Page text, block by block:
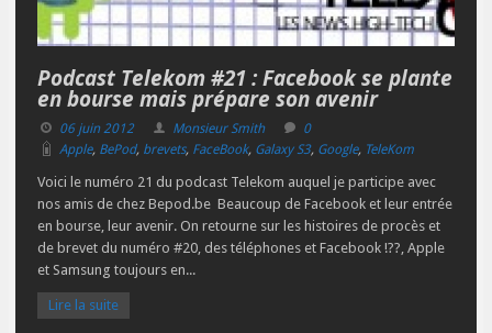
Podcast Telekom #21 : Facebook se plante
en bourse mais prépare son avenir
06 juin 2012 Monsieur Smith
0
Apple, BePod, brevets, FaceBook, Galaxy S3, Google, TeleKom
Voici le numéro 21 du podcast Telekom auquel je participe avec
nos amis de chez Bepod.be Beaucoup de Facebook et leur entrée
en bourse, leur avenir. On retourne sur les histoires de procès et
de brevet du numéro #20, des téléphones et Facebook !??, Apple
et Samsung toujours en...
Lire la suite